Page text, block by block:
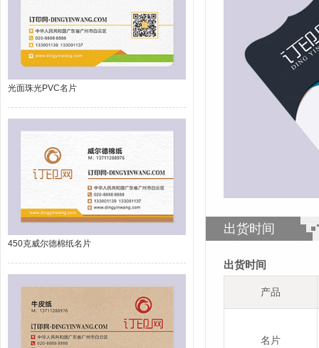
光面珠光PVC名片
450克威尔德棉纸名片
出货时间
出货时间
产品
名片